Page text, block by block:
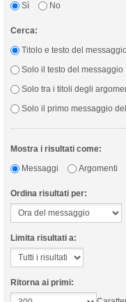
Sì
No
Cerca:
Titolo e testo del
Solo il testo del messaggio
Solo tra i titoli degli
Solo il primo messaggio
Mostra i risultati come:
Messaggi
Argomenti
Ordina risultati per:
Limita risultati a:
Ritorna ai primi: